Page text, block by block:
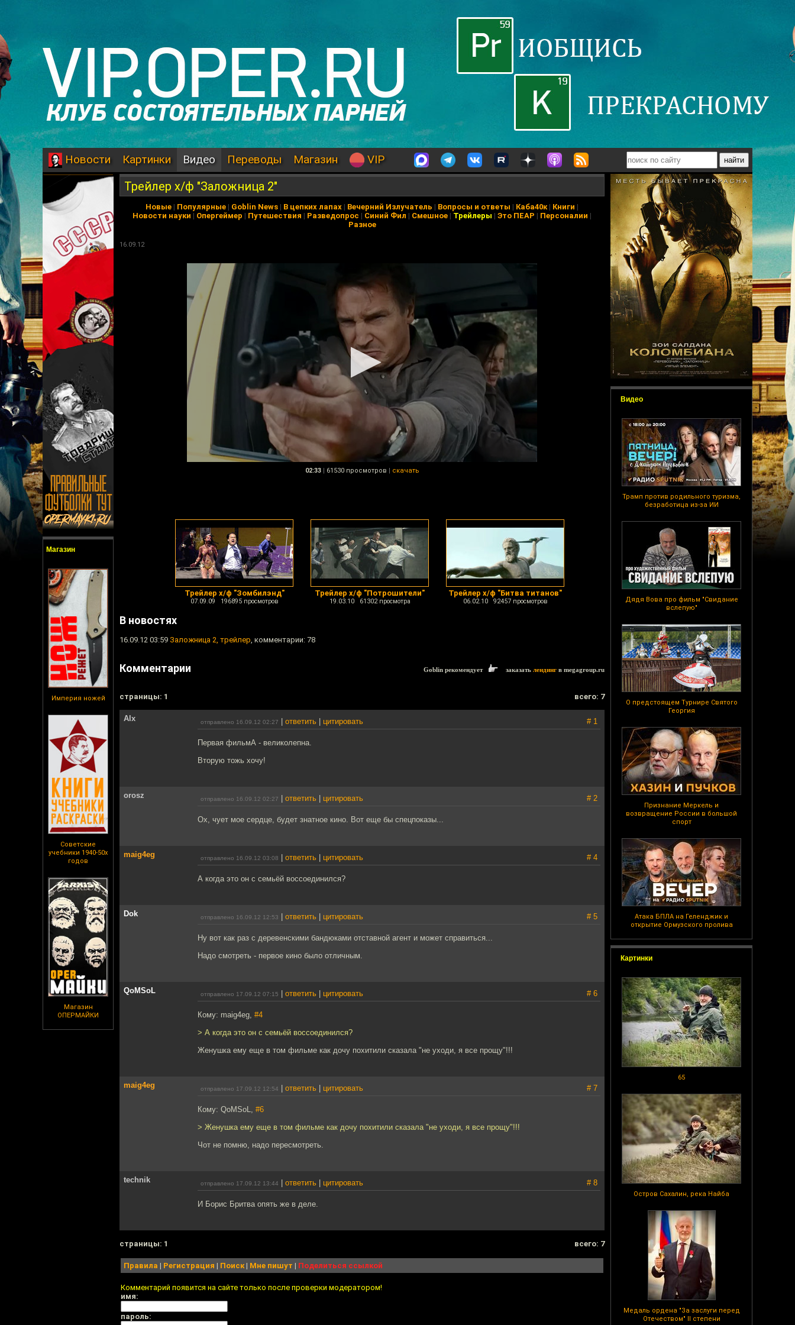
Новости Картинки Видео Переводы Магазин VIP
Магазин
Империя ножей
Советские
учебники 1940-50х
годов
Магазин
ОПЕРМАЙКИ
Видео
Трамп против родильного туризма,
безработица из-за ИИ
Дядя Вова про фильм "Свидание
вслепую"
О предстоящем Турнире Святого
Георгия
Признание Меркель и
возвращение России в большой
спорт
Атака БПЛА на Геленджик и
открытие Ормузского пролива
Картинки
65
Остров Сахалин, река Найба
Медаль ордена "За заслуги перед
Отечеством" II степени
Трейлер х/ф "Заложница 2"
Новые | Популярные | Goblin News | В цепких лапах | Вечерний Излучатель | Вопросы и ответы | Каба40к| Книги |
Новости науки | Опергеймер | Путешествия | Разведопрос | Синий Фил | Смешное | Трейлеры | Это ПЕАР | Персоналии |
Разное
16.09.12
02:33 | 61530 просмотров | скачать
Трейлер х/ф "Зомбилэнд"
07.09.09 196895 просмотров
Трейлер х/ф "Потрошители"
19.03.10 61302 просмотра
Трейлер х/ф "Битва титанов"
06.02.10 92457 просмотров
В новостях
16.09.12 03:59 Заложница 2, трейлер, комментарии: 78
Комментарии Goblin рекомендует заказать лендинг в megagroup.ru
cтраницы: 1 всего: 7
Alx отправлено 16.09.12 02:27 ответить цитировать # 1
Первая фильмА - великолепна.
Вторую тожь хочу!
orosz отправлено 16.09.12 02:27 ответить цитировать # 2
Ох, чует мое сердце, будет знатное кино. Вот еще бы спецпоказы...
maig4eg отправлено 16.09.12 03:08 ответить цитировать # 4
А когда это он с семьёй воссоединился?
Dok отправлено 16.09.12 12:53 ответить цитировать # 5
Ну вот как раз с деревенскими бандюками отставной агент и может справиться...
Надо смотреть - первое кино было отличным.
QoMSoL отправлено 17.09.12 07:15 ответить цитировать # 6
Кому: maig4eg, #4
> А когда это он с семьёй воссоединился?
Женушка ему еще в том фильме как дочу похитили сказала "не уходи, я все прощу"!!!
maig4eg отправлено 17.09.12 12:54 ответить цитировать # 7
Кому: QoMSoL, #6
> Женушка ему еще в том фильме как дочу похитили сказала "не уходи, я все прощу"!!!
Чот не помню, надо пересмотреть.
technik отправлено 17.09.12 13:44 ответить цитировать # 8
И Борис Бритва опять же в деле.
cтраницы: 1 всего: 7
Правила | Регистрация | Поиск| Мне пишут | Поделиться ссылкой
Комментарий появится на сайте только после проверки модератором!
имя:
пароль: